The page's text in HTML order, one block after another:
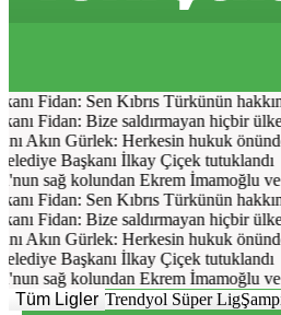
Fidan: Sen Kıbrıs Türkünün hakkını
Fidan: Bize saldırmayan hiçbir ülke
Akın Gürlek: Herkesin hukuk
Başkanı İlkay Çiçek tutuklandı
sağ kolundan Ekrem İmamoğlu ve
Fidan: Sen Kıbrıs Türkünün hakkını
Fidan: Bize saldırmayan hiçbir ülke
Akın Gürlek: Herkesin hukuk
Başkanı İlkay Çiçek tutuklandı
sağ kolundan Ekrem İmamoğlu ve
Tüm Ligler Trendyol Süper Lig